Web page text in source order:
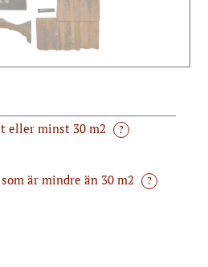
eller minst 30 m2 ?
är mindre än 30 m2 ?